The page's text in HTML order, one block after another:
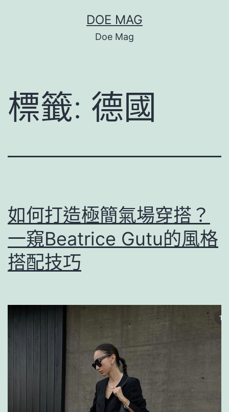
容
DOE MAG
Doe Mag
標籤: 德國
如何打造極簡氣場穿搭？
一窺Beatrice Gutu的風格
搭配技巧